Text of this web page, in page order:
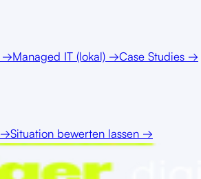
→Managed IT (lokal) →Case Studies →
→Situation bewerten lassen →